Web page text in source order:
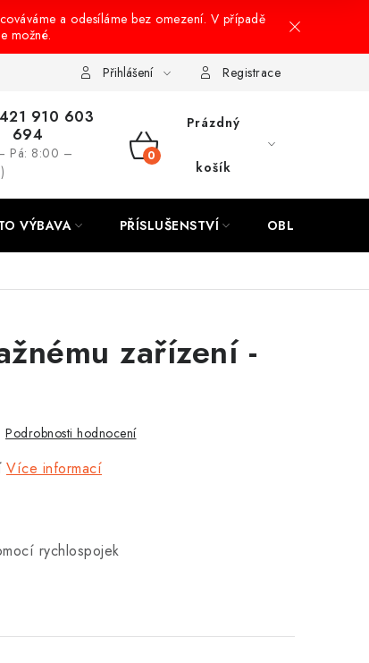
a odesíláme bez omezení. V případě
možné.
osobních údajů Návody na montáž
Přihlášení Registrace
910 603
694
Pá: 8:00 –
NÁKUPNÍ
Prázdný
košík
VÝBAVA PŘÍSLUŠENSTVÍ OBLEČENÍ
zařízení -
Podrobnosti hodnocení
Více informací
rychlospojek